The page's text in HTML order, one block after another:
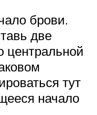
брови.
две
центральной
тут
начало